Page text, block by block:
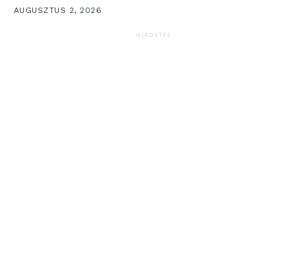
AUGUSZTUS 2, 2026
HIRDETÉS